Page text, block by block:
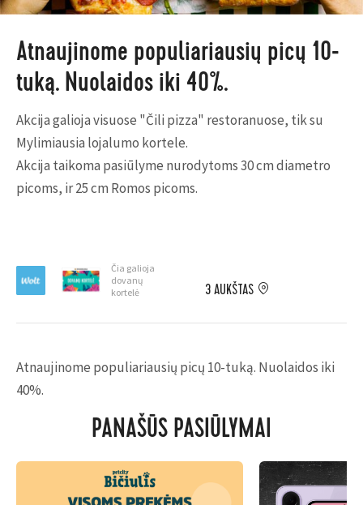
Atnaujinome populiariausių picų 10-
tuką. Nuolaidos iki 40%.
Akcija galioja visuose "Čili pizza" restoranuose, tik su
Mylimiausia lojalumo kortele.
Akcija taikoma pasiūlyme nurodytoms 30 cm diametro
picoms, ir 25 cm Romos picoms.
Čia galioja
dovanų
kortelė
3 AUKŠTAS
Atnaujinome populiariausių picų 10-tuką. Nuolaidos iki
40%.
PANAŠŪS PASIŪLYMAI